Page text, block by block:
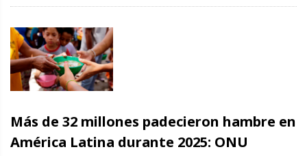
Más de 32 millones padecieron hambre en
América Latina durante 2025: ONU